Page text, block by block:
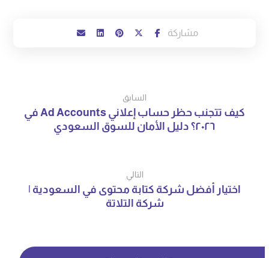
السابق
كيف تتجنب حظر حساب إعلاني Ad Accounts في
٢٠٢٦؟ دليل الأمان للسوق السعودي
التالي
اختيار أفضل شركة كتابة محتوى في السعودية |
شركة التلاتة